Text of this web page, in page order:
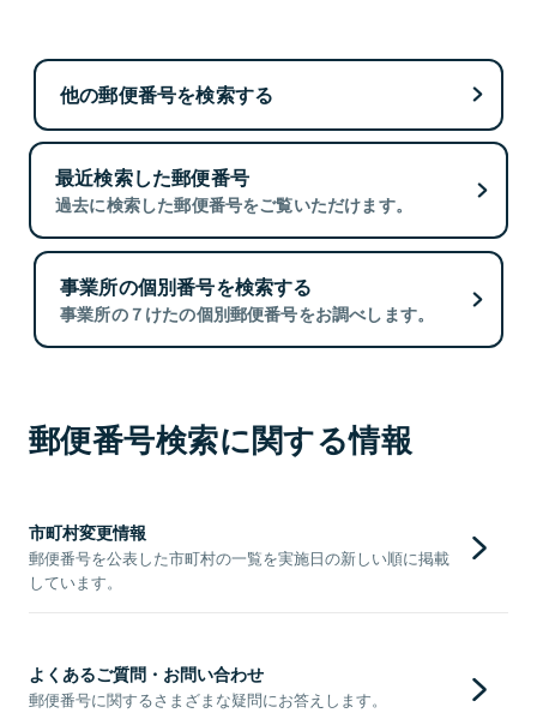
他の郵便番号を検索する
最近検索した郵便番号
過去に検索した郵便番号をご覧いただけます。
事業所の個別番号を検索する
事業所の７けたの個別郵便番号をお調べします。
郵便番号検索に関する情報
市町村変更情報
郵便番号を公表した市町村の一覧を実施日の新しい順に掲載
しています。
よくあるご質問・お問い合わせ
郵便番号に関するさまざまな疑問にお答えします。